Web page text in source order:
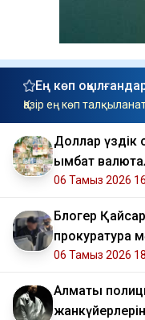
Ең көп
Қазір ең көп
Доллар үздік
қымбат
06 Тамыз 2026
Блогер
прокуратура
06 Тамыз 2026
Алматы